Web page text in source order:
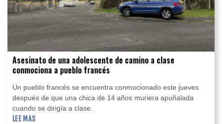
Asesinato de una adolescente de camino a clase
conmociona a pueblo francés
Un pueblo francés se encuentra conmocionado este jueves
después de que una chica de 14 años muriera apuñalada
cuando se dirigía a clase.
LEE MAS